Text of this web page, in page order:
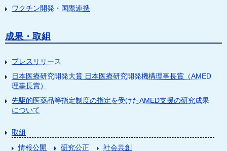
ワクチン開発・国際連携
成果・取組
プレスリリース
日本医療研究開発大賞 日本医療研究開発機構理事長賞（AMED
理事長賞）
先駆的医薬品等指定制度の指定を受けたAMED支援の研究成果
について
取組
情報公開
研究公正
社会共創